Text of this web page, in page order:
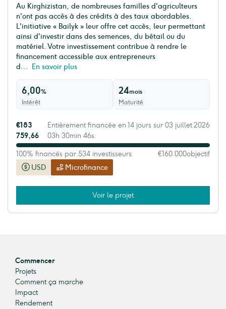
Au Kirghizistan, de nombreuses familles d'agriculteurs
n'ont pas accès à des crédits à des taux abordables.
L'initiative « Bailyk » leur offre cet accès, leur permettant
ainsi d'investir dans des semences, du bétail ou du
matériel. Votre investissement contribue à rendre le
financement accessible aux entrepreneurs
d...
En savoir plus
6,00%
Intérêt
24mois
Maturité
USD Microfinance
€183
759,66
Entièrement financée en 14 jours sur 03 juillet 2026
03h 30min 46s.
100% financés par 534 investisseurs €160 000objectif
Voir le projet
Commencer
Projets
Comment ça marche
Impact
Rendement